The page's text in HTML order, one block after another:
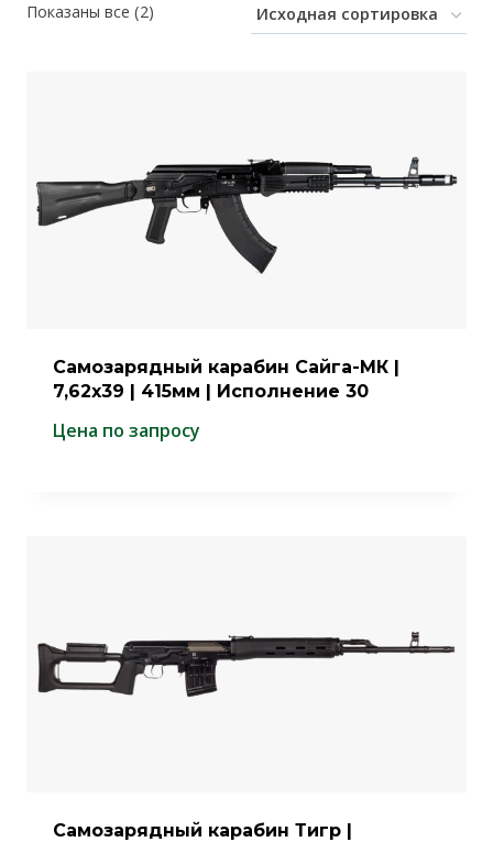
Показаны все (2)
Самозарядный карабин Сайга-МК |
7,62х39 | 415мм | Исполнение 30
Цена по запросу
Самозарядный карабин Тигр |